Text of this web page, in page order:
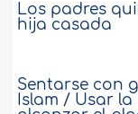
Los padres
hija casada
Sentarse con
Islam / Usar